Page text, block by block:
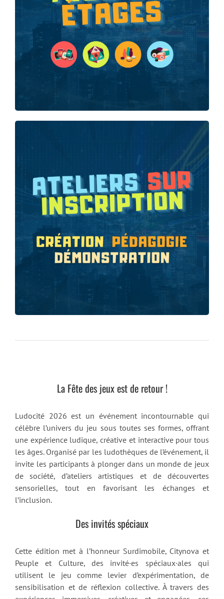
La Fête des jeux est de retour !
Ludocité 2026 est un événement incontournable qui
célèbre l’univers du jeu sous toutes ses formes, offrant
une expérience ludique, créative et interactive pour tous
les âges. Organisé par les ludothèques de l’événement, il
invite les participants à plonger dans un monde de jeux
de société, d’ateliers artistiques et de découvertes
sensorielles, tout en favorisant les échanges et
l’inclusion.
Des invités spéciaux
Cette édition met à l’honneur Surdimobile, Citynova et
Peuple et Culture, des invité·es spéciaux·ales qui
utilisent le jeu comme levier d’expérimentation, de
sensibilisation et de réflexion collective. À travers des